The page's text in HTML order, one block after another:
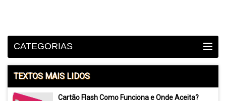
CATEGORIAS
TEXTOS MAIS LIDOS
Cartão Flash Como Funciona e Onde Aceita?